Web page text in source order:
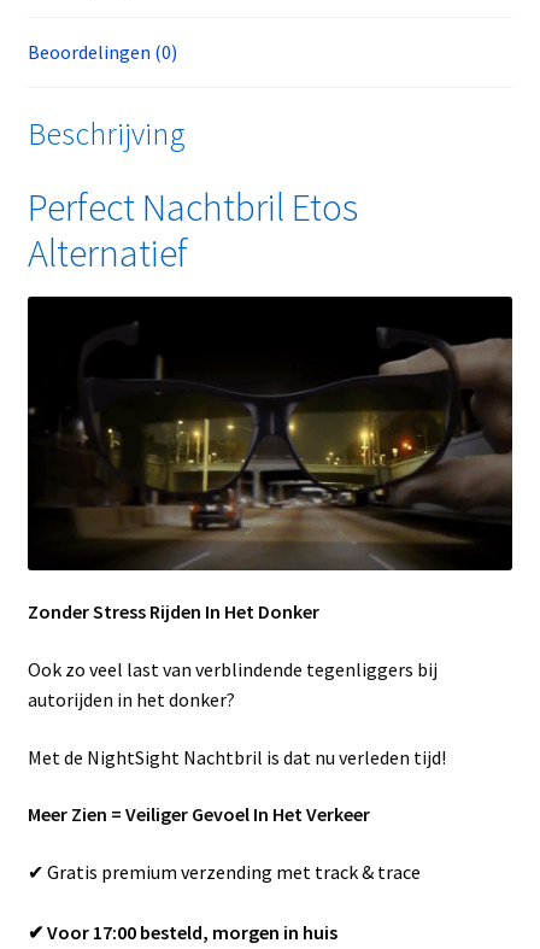
Beoordelingen (0)
Beschrijving
Perfect Nachtbril Etos
Alternatief
Zonder Stress Rijden In Het Donker
Ook zo veel last van verblindende tegenliggers bij
autorijden in het donker?
Met de NightSight Nachtbril is dat nu verleden tijd!
Meer Zien = Veiliger Gevoel In Het Verkeer
✔ Gratis premium verzending met track & trace
✔ Voor 17:00 besteld, morgen in huis